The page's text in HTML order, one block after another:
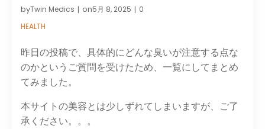
byTwin Medics | on5月 8, 2025 | 0
HEALTH
昨日の投稿で、具体的にどんな臭いが注意する点な
のかというご質問を受けたため、一覧にしてまとめ
てみました。
本サイトの美容とは少しずれてしまいますが、ご了
承ください。。。